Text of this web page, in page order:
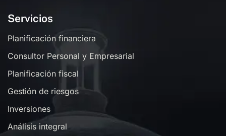
Servicios
Planificación financiera
Consultor Personal y Empresarial
Planificación fiscal
Gestión de riesgos
Inversiones
Análisis integral